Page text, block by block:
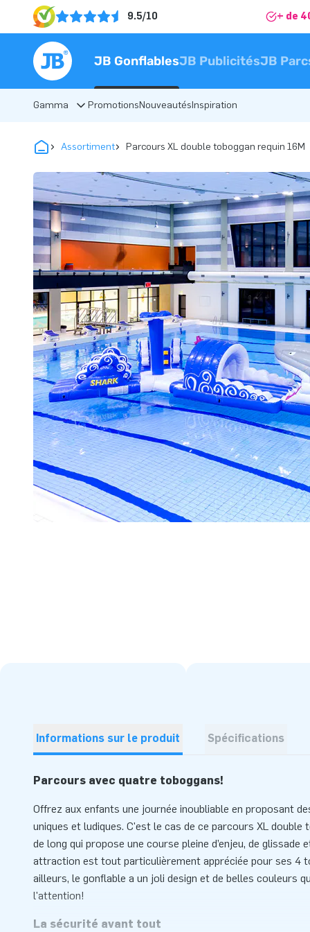
9.5/10 + de
JB GonflablesJB PublicitésJB
Gamma PromotionsNouveautésInspiration
Assortiment Parcours XL double toboggan requin 16M
Informations sur le produit Spécifications
Parcours avec quatre toboggans!
Offrez aux enfants une journée inoubliable en proposant
uniques et ludiques. C'est le cas de ce parcours XL double
de long qui propose une course pleine d’enjeu, de glissade
attraction est tout particulièrement appréciée pour ses 4
ailleurs, le gonflable a un joli design et de belles couleurs
l'attention!
La sécurité avant tout